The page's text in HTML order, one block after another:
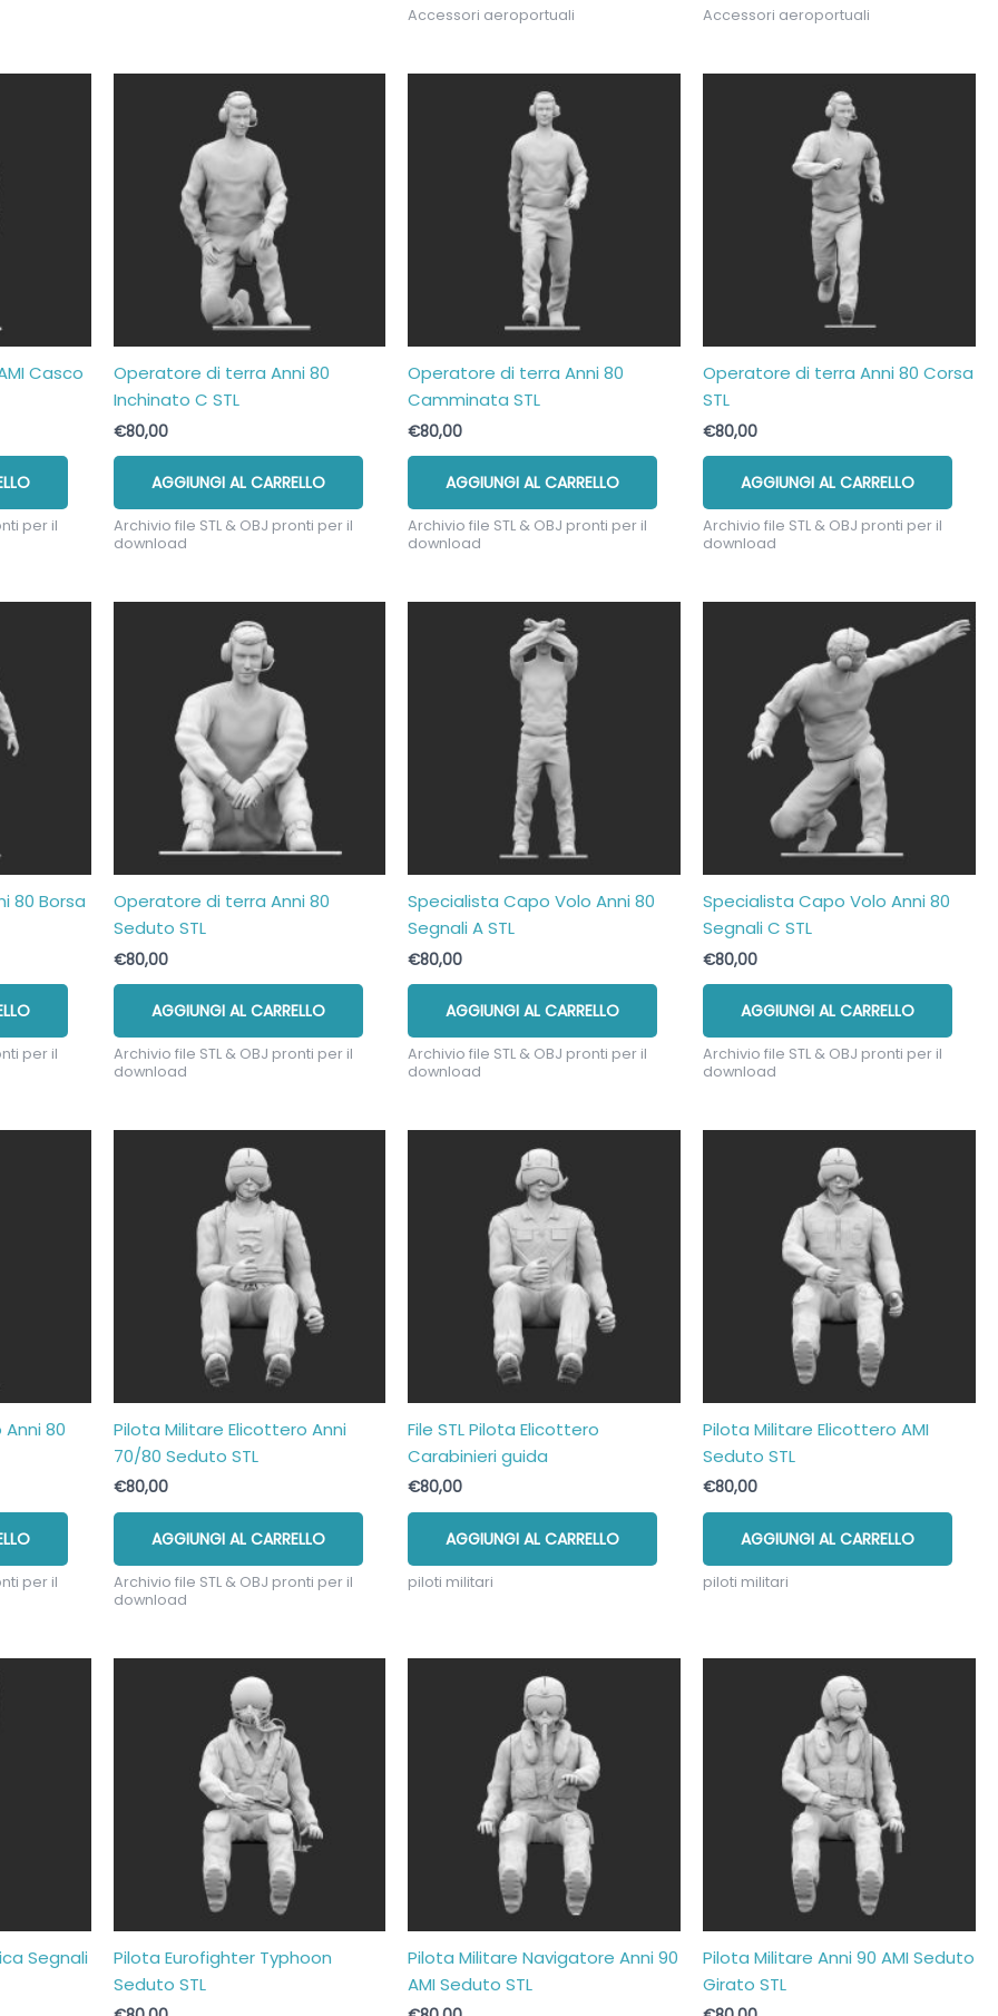
Accessori aeroportuali Accessori aeroportuali
Casco
per il
Operatore di terra Anni 80
Inchinato C STL
€80,00
AGGIUNGI AL CARRELLO
Archivio file STL & OBJ pronti per il
download
Operatore di terra Anni 80
Camminata STL
€80,00
AGGIUNGI AL CARRELLO
Archivio file STL & OBJ pronti per il
download
Operatore di terra Anni 80 Corsa
STL
€80,00
AGGIUNGI AL CARRELLO
Archivio file STL & OBJ pronti per il
download
80 Borsa
per il
Operatore di terra Anni 80
Seduto STL
€80,00
AGGIUNGI AL CARRELLO
Archivio file STL & OBJ pronti per il
download
Specialista Capo Volo Anni 80
Segnali A STL
€80,00
AGGIUNGI AL CARRELLO
Archivio file STL & OBJ pronti per il
download
Specialista Capo Volo Anni 80
Segnali C STL
€80,00
AGGIUNGI AL CARRELLO
Archivio file STL & OBJ pronti per il
download
80
per il
Pilota Militare Elicottero Anni
70/80 Seduto STL
€80,00
AGGIUNGI AL CARRELLO
Archivio file STL & OBJ pronti per il
download
File STL Pilota Elicottero
Carabinieri guida
€80,00
AGGIUNGI AL CARRELLO
piloti militari
Pilota Militare Elicottero AMI
Seduto STL
€80,00
AGGIUNGI AL CARRELLO
piloti militari
Segnali
Pilota Eurofighter Typhoon
Seduto STL
Pilota Militare Navigatore Anni 90
AMI Seduto STL
Pilota Militare Anni 90 AMI Seduto
Girato STL